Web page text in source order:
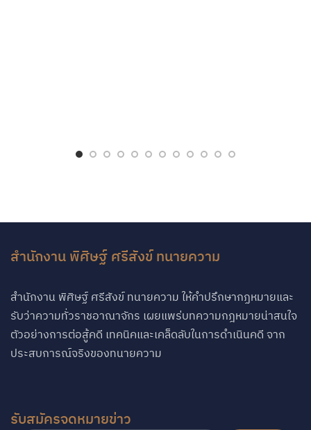
สำนักงาน พิศิษฐ์ ศรีสังข์ ทนายความ
สำนักงาน พิศิษฐ์ ศรีสังข์ ทนายความ ให้คำปรึกษากฏหมายและ
รับว่าความทั่วราชอาณาจักร เผยแพร่บทความกฎหมายน่าสนใจ
ตัวอย่างการต่อสู้คดี เทคนิคและเคล็ดลับในการดำเนินคดี จาก
ประสบการณ์จริงของทนายความ
รับสมัครจดหมายข่าว